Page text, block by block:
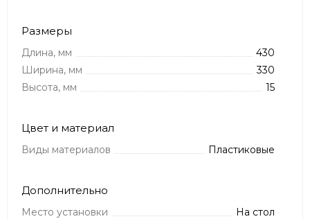
Размеры
Длина, мм
430
Ширина, мм
330
Высота, мм
15
Цвет и материал
Виды материалов Пластиковые
Дополнительно
Место установки На стол